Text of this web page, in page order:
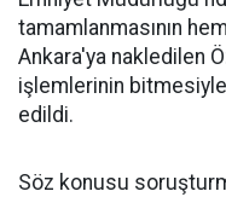
tamamlanmasının
Ankara'ya nakledilen
işlemlerinin
edildi.
Söz konusu